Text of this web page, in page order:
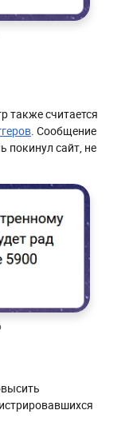
также считается
. Сообщение
покинул сайт, не